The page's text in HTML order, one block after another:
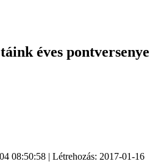
éves pontversenye
08:50:58 | Létrehozás: 2017-01-16